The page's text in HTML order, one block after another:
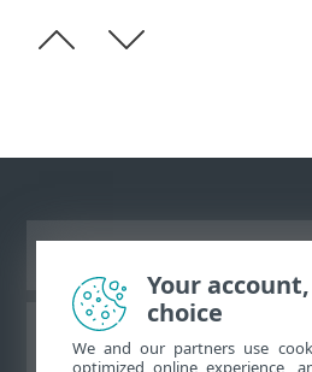
Base de
Your
choice
We and our partners use
optimized online experience,